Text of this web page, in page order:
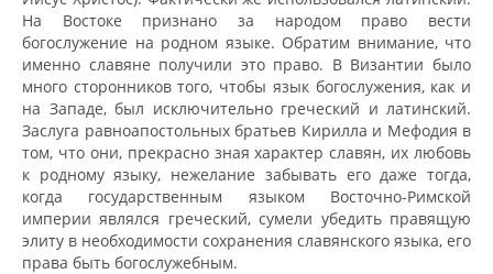
На Востоке признано за народом право вести
богослужение на родном языке. Обратим внимание, что
именно славяне получили это право. В Византии было
много сторонников того, чтобы язык богослужения, как и
на Западе, был исключительно греческий и латинский.
Заслуга равноапостольных братьев Кирилла и Мефодия в
том, что они, прекрасно зная характер славян, их любовь
к родному языку, нежелание забывать его даже тогда,
когда государственным языком Восточно-Римской
империи являлся греческий, сумели убедить правящую
элиту в необходимости сохранения славянского языка, его
права быть богослужебным.